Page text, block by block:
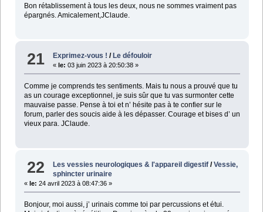
Bon rétablissement à tous les deux, nous ne sommes vraiment pas
épargnés. Amicalement,JClaude.
21 Exprimez-vous ! / Le défouloir
« le: 03 juin 2023 à 20:50:38 »
Comme je comprends tes sentiments. Mais tu nous a prouvé que tu
as un courage exceptionnel, je suis sûr que tu vas surmonter cette
mauvaise passe. Pense à toi et n’ hésite pas à te confier sur le
forum, parler des soucis aide à les dépasser. Courage et bises d’ un
vieux para. JClaude.
22 Les vessies neurologiques & l'appareil digestif /Vessie,
sphincter urinaire
« le: 24 avril 2023 à 08:47:36 »
Bonjour, moi aussi, j’ urinais comme toi par percussions et étui.